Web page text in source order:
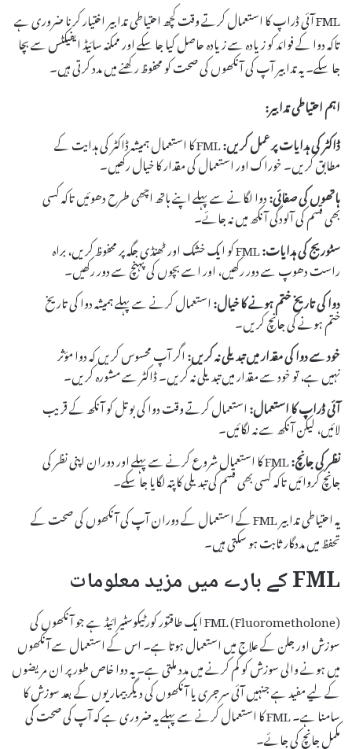
FML آئی ڈراپ کا استعمال کرتے وقت کچھ احتیاطی تدابیر اختیار کرنا ضروری ہے
تاکہ دوا کے فوائد کو زیادہ سے زیادہ حاصل کیا جا سکے اور ممکنہ سائیڈ ایفیکٹس سے بچا
جا سکے۔ یہ تدابیر آپ کی آنکھوں کی صحت کو محفوظ رکھنے میں مدد کرتی ہیں۔
اہم احتیاطی تدابیر:
ڈاکٹر کی ہدایات پر عمل کریں:
FML کا استعمال ہمیشہ ڈاکٹر کی ہدایت کے
مطابق کریں۔ خوراک اور استعمال کی مقدار کا خیال رکھیں۔
ہاتھوں کی صفائی:دوا لگانے سے پہلے اپنے ہاتھ اچھی طرح دھوئیں تاکہ کسی
بھی قسم کی آلودگی آنکھ میں نہ جائے۔
سٹوریج کی ہدایات:
FML کو ایک خشک اور ٹھنڈی جگہ پر محفوظ کریں، براہ
راست دھوپ سے دور رکھیں، اور اسے بچوں کی پہنچ سے دور رکھیں۔
دوا کی تاریخ ختم ہونے کا خیال:استعمال کرنے سے پہلے ہمیشہ دوا کی تاریخ
ختم ہونے کی جانچ کریں۔
خود سے دوا کی مقدار میں تبدیلی نہ کریں:اگر آپ محسوس کریں کہ دوا مؤثر
نہیں ہے، تو خود سے مقدار میں تبدیلی نہ کریں۔ ڈاکٹر سے مشورہ کریں۔
آئی ڈراپ کا استعمال:استعمال کرتے وقت دوا کی بوتل کو آنکھ کے قریب
لائیں، لیکن آنکھ سے نہ لگائیں۔
نظر کی جانچ:
FML کا استعمال شروع کرنے سے پہلے اور دوران اپنی نظر کی
جانچ کروائیں تاکہ کسی بھی قسم کی تبدیلی کا پتہ لگایا جا سکے۔
یہ احتیاطی تدابیر FML کے استعمال کے دوران آپ کی آنکھوں کی صحت کے
تحفظ میں مددگار ثابت ہو سکتی ہیں۔
FML کے بارے میں مزید معلومات
FML (Fluorometholone) ایک طاقتور کورٹیکوسٹیرائیڈ ہے جو آنکھوں کی
سوزش اور جلن کے علاج میں استعمال ہوتا ہے۔ اس کے استعمال سے آنکھوں
میں ہونے والی سوزش کو کم کرنے میں مدد ملتی ہے۔ یہ دوا خاص طور پر ان مریضوں
کے لیے مفید ہے جنہیں آئی سرجری یا آنکھوں کی دیگر بیماریوں کے بعد سوزش کا
سامنا ہے۔ FML کا استعمال کرنے سے پہلے یہ ضروری ہے کہ آپ کی صحت کی
مکمل جانچ کی جائے۔